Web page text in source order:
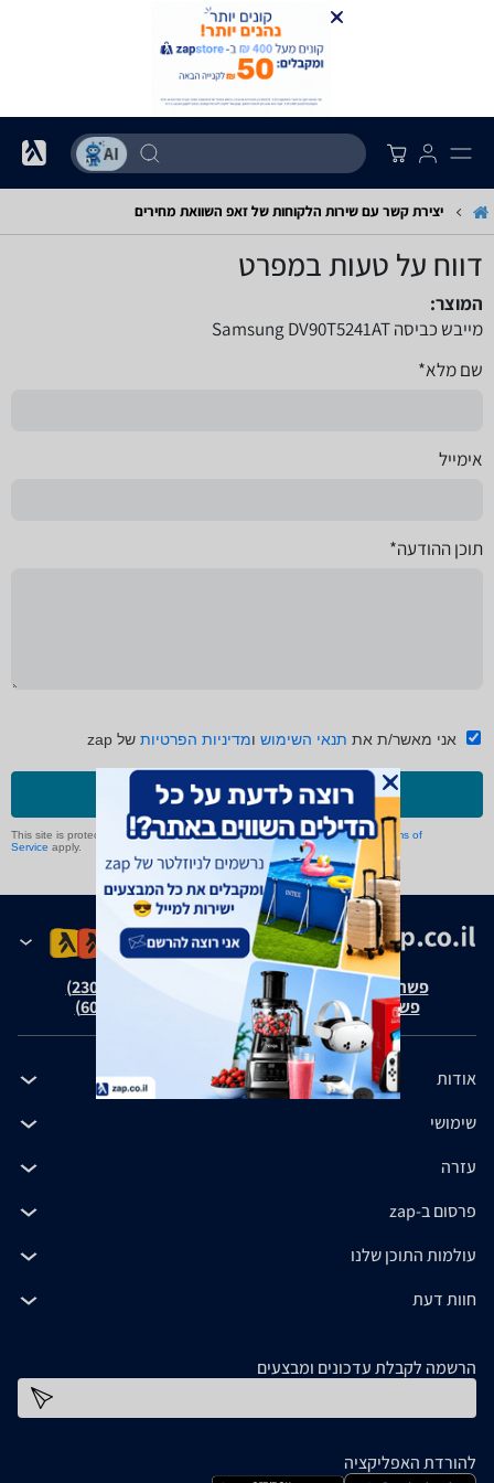
יצירת קשר עם שירות הלקוחות של זאפ השוואת מחירים
דווח על טעות במפרט
המוצר:
מייבש כביסה Samsung DV90T5241AT
שם מלא*
אימייל
תוכן ההודעה*
אני מאשר/ת את תנאי השימוש ומדיניות הפרטיות של zap
שליחה
This site is protected by reCAPTCHA and the GooglePrivacy Policyand Terms of
Service apply.
פשרה בת"צ אבנצ'יק נ' זאפ גרופ (ת"צ 23008-08-20)
פשרה בת"צ כהנים נ' זאפ גרופ (ת"צ 60371-12-19)
אודות
שימושי
עזרה
פרסום ב-zap
עולמות התוכן שלנו
חוות דעת
הרשמה לקבלת עדכונים ומבצעים
להורדת האפליקציה